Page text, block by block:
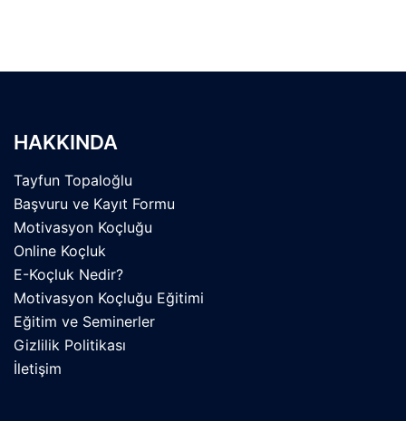
HAKKINDA
Tayfun Topaloğlu
Başvuru ve Kayıt Formu
Motivasyon Koçluğu
Online Koçluk
E-Koçluk Nedir?
Motivasyon Koçluğu Eğitimi
Eğitim ve Seminerler
Gizlilik Politikası
İletişim